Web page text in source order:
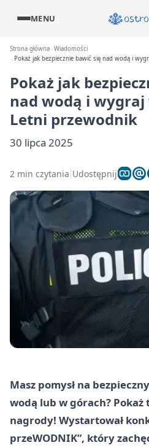
MENU
Strona główna Wiadomości
Pokaż jak bezpiecznie bawić się nad wodą i
Pokaż jak
nad wodą i
Letni przewodnik
30 lipca 2025
2 min czytania Udostępnij
Masz pomysł na
wodą lub w górach?
nagrody! Wystartował
przeWODNIK”, który